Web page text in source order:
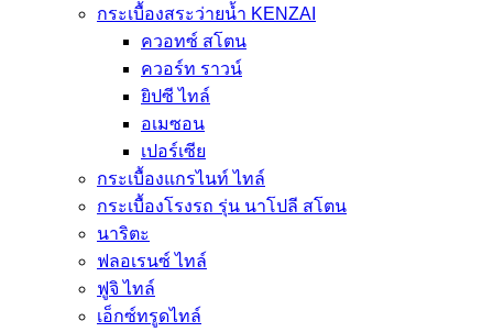
กระเบื้องสระว่ายน้ำ KENZAI
ควอทซ์ สโตน
ควอร์ท ราวน์
ยิปซี ไทล์
อเมซอน
เปอร์เซีย
กระเบื้องแกรไนท์ ไทล์
กระเบื้องโรงรถ รุ่น นาโปลี สโตน
นาริตะ
ฟลอเรนซ์ ไทล์
ฟูจิ ไทล์
เอ็กซ์ทรูดไทล์